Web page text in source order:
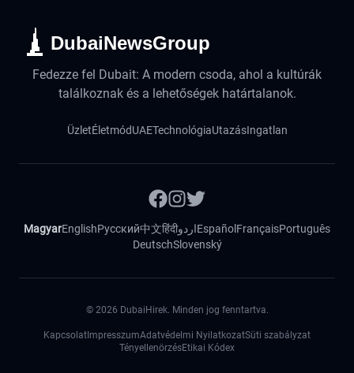
DubaiNewsGroup
Fedezze fel Dubait: A modern csoda, ahol a kultúrák
találkoznak és a lehetőségek határtalanok.
ÜzletÉletmódUAETechnológiaUtazásIngatlan
MagyarEnglishРусский中文हिंदीاردوEspañol FrançaisPortuguês
DeutschSlovenský
© 2026 DubaiHirek. Minden jog fenntartva.
Kapcsolat ImpresszumAdatvédelmi NyilatkozatSüti szabályzat
TényellenörzésEtikai Kódex